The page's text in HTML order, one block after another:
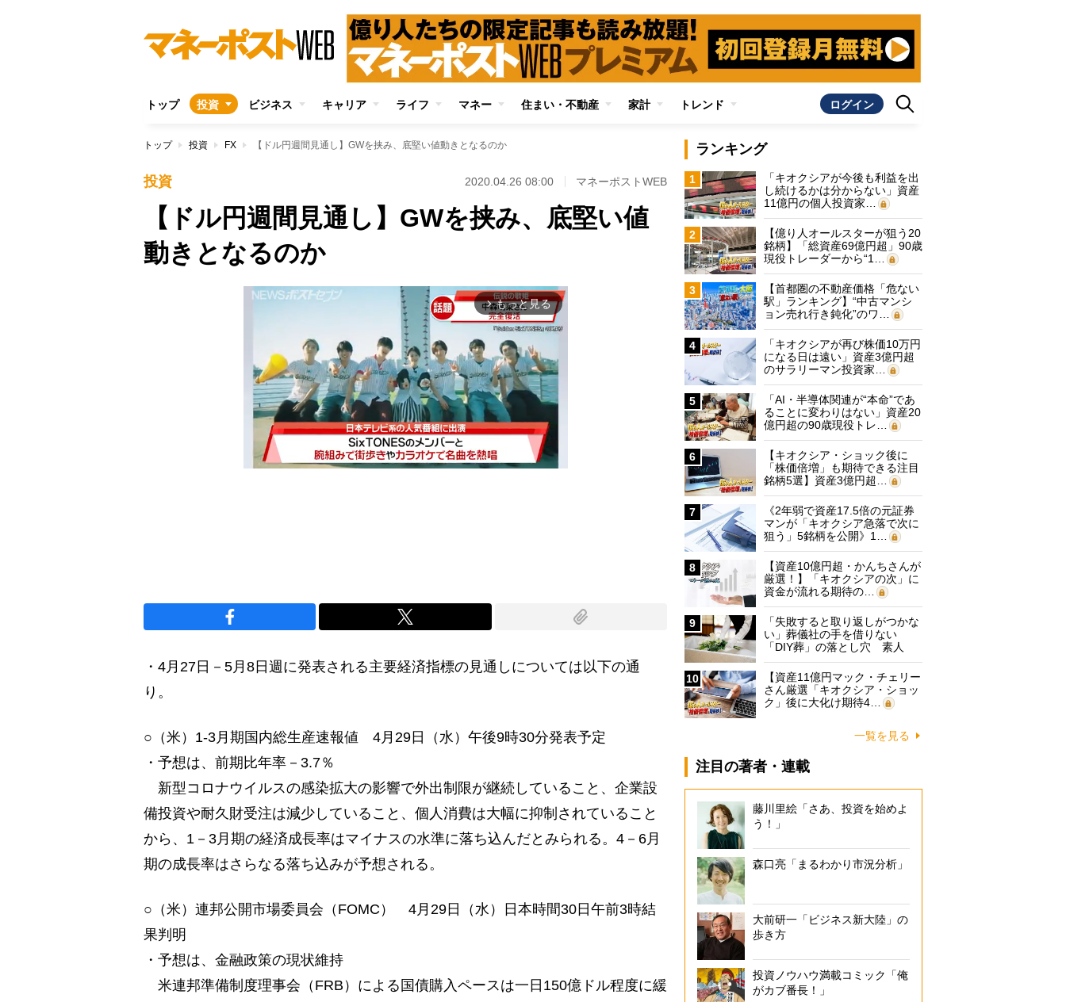
トップ 投資 ビジネス キャリア ライフ マネー 住まい・不動産 家計 トレンド ログイン
トップ 投資 FX 【ドル円週間見通し】GWを挟み、底堅い値動きとなるのか
投資 2020.04.26 08:00 マネーポストWEB
【ドル円週間見通し】GWを挟み、底堅い値
動きとなるのか
arrow_forward_ios もっと見る
・4月27日－5月8日週に発表される主要経済指標の見通しについては以下の通
り。
○（米）1-3月期国内総生産速報値 4月29日（水）午後9時30分発表予定
・予想は、前期比年率－3.7％
新型コロナウイルスの感染拡大の影響で外出制限が継続していること、企業設
備投資や耐久財受注は減少していること、個人消費は大幅に抑制されていること
から、1－3月期の経済成長率はマイナスの水準に落ち込んだとみられる。4－6月
期の成長率はさらなる落ち込みが予想される。
○（米）連邦公開市場委員会（FOMC） 4月29日（水）日本時間30日午前3時結
果判明
・予想は、金融政策の現状維持
米連邦準備制度理事会（FRB）による国債購入ペースは一日150億ドル程度に緩
ランキング
1
「キオクシアが今後も利益を出
し続けるかは分からない」資産
11億円の個人投資家…
2
【億り人オールスターが狙う20
銘柄】「総資産69億円超」90歳
現役トレーダーから“1…
3
【首都圏の不動産価格「危ない
駅」ランキング】“中古マンシ
ョン売れ行き鈍化”のワ…
4
「キオクシアが再び株価10万円
になる日は遠い」資産3億円超
のサラリーマン投資家…
5
「AI・半導体関連が“本命”であ
ることに変わりはない」資産20
億円超の90歳現役トレ…
6
【キオクシア・ショック後に
「株価倍増」も期待できる注目
銘柄5選】資産3億円超…
7
《2年弱で資産17.5倍の元証券
マンが「キオクシア急落で次に
狙う」5銘柄を公開》1…
8
【資産10億円超・かんちさんが
厳選！】「キオクシアの次」に
資金が流れる期待の…
9
「失敗すると取り返しがつかな
い」葬儀社の手を借りない
「DIY葬」の落とし穴 素人
に…
10
【資産11億円マック・チェリー
さん厳選「キオクシア・ショッ
ク」後に大化け期待4…
一覧を見る
注目の著者・連載
藤川里絵「さあ、投資を始めよ
う！」
森口亮「まるわかり市況分析」
大前研一「ビジネス新大陸」の
歩き方
投資ノウハウ満載コミック「俺
がカブ番長！」